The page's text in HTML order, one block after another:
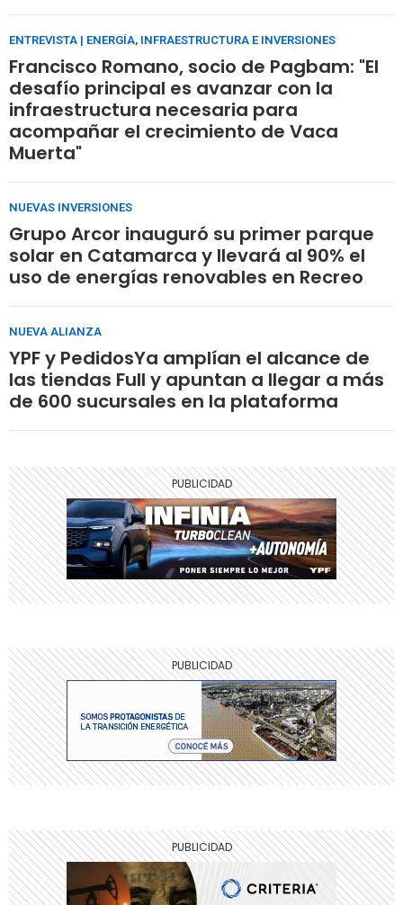
ENTREVISTA | ENERGÍA, INFRAESTRUCTURA E INVERSIONES
Francisco Romano, socio de Pagbam: "El
desafío principal es avanzar con la
infraestructura necesaria para
acompañar el crecimiento de Vaca
Muerta"
NUEVAS INVERSIONES
Grupo Arcor inauguró su primer parque
solar en Catamarca y llevará al 90% el
uso de energías renovables en Recreo
NUEVA ALIANZA
YPF y PedidosYa amplían el alcance de
las tiendas Full y apuntan a llegar a más
de 600 sucursales en la plataforma